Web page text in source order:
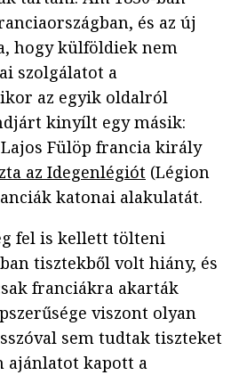
és az új
hogy külföldiek nem
szolgálatot a
az egyik oldalról
kinyílt egy másik:
Fülöp francia király
az Idegenlégiót (Légion
katonai alakulatát.
fel is kellett tölteni
tisztekből volt hiány, és
franciákra akarták
viszont olyan
sem tudtak tiszteket
ajánlatot kapott a